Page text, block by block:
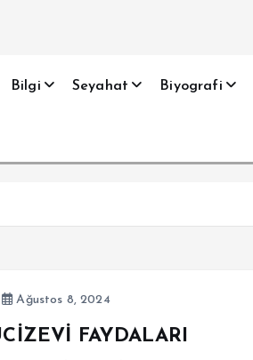
Bilgi Seyahat Biyografi
Ağustos 8, 2024
FAYDALARI